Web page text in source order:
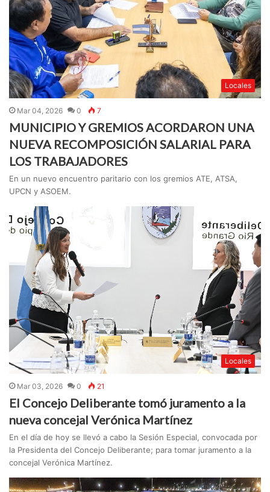
Locales
Mar 04, 2026 0 7
MUNICIPIO Y GREMIOS ACORDARON UNA
NUEVA RECOMPOSICIÓN SALARIAL PARA
LOS TRABAJADORES
En un nuevo encuentro paritario con los gremios ATE, ATSA,
UPCN y ASOEM.
Locales
Mar 03, 2026 0 21
El Concejo Deliberante tomó juramento a la
nueva concejal Verónica Martínez
En el día de hoy se llevó a cabo la Sesión Especial, convocada por
la Presidenta del Concejo Deliberante; para tomar juramento a la
concejal Verónica Martínez.